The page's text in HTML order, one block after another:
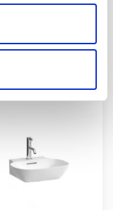
dubuo LIVING
€
Pridėti į krepšelį